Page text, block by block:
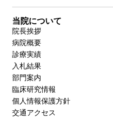
当院について
院長挨拶
病院概要
診療実績
入札結果
部門案内
臨床研究情報
個人情報保護方針
交通アクセス